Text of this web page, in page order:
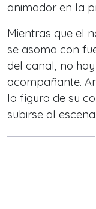
animador en la
Mientras que el
se asoma con
del canal, no
acompañante.
la figura de su
subirse al